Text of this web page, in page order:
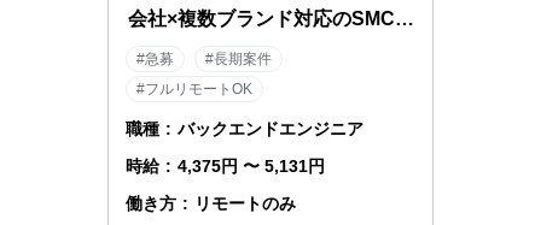
会社×複数ブランド対応のSMCエ
ンジニア
#急募
#長期案件
#フルリモートOK
職種 : バックエンドエンジニア
時給 : 4,375円 〜 5,131円
働き方 : リモートのみ